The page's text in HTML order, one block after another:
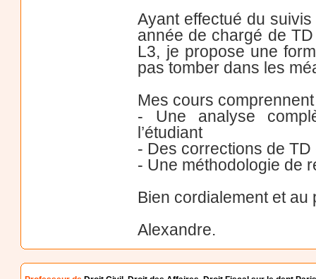
Ayant effectué du
année de chargé de
L3, je propose une
pas tomber dans les
Mes cours
- Une analyse
l’étudiant
- Des corrections de TD
- Une méthodologie de
Bien cordialement et
Alexandre.